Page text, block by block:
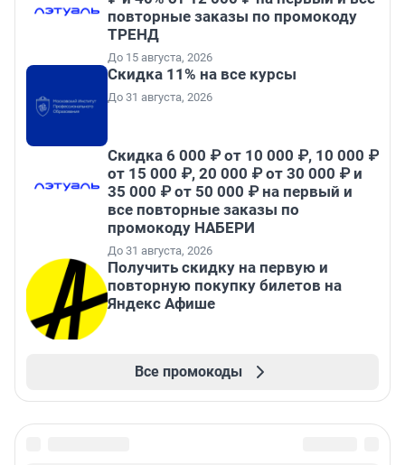
повторные заказы по промокоду
ТРЕНД
До 15 августа, 2026
Скидка 11% на все курсы
До 31 августа, 2026
Скидка 6 000 ₽ от 10 000 ₽, 10 000 ₽
от 15 000 ₽, 20 000 ₽ от 30 000 ₽ и
35 000 ₽ от 50 000 ₽ на первый и
все повторные заказы по
промокоду НАБЕРИ
До 31 августа, 2026
Получить скидку на первую и
повторную покупку билетов на
Яндекс Афише
Все промокоды